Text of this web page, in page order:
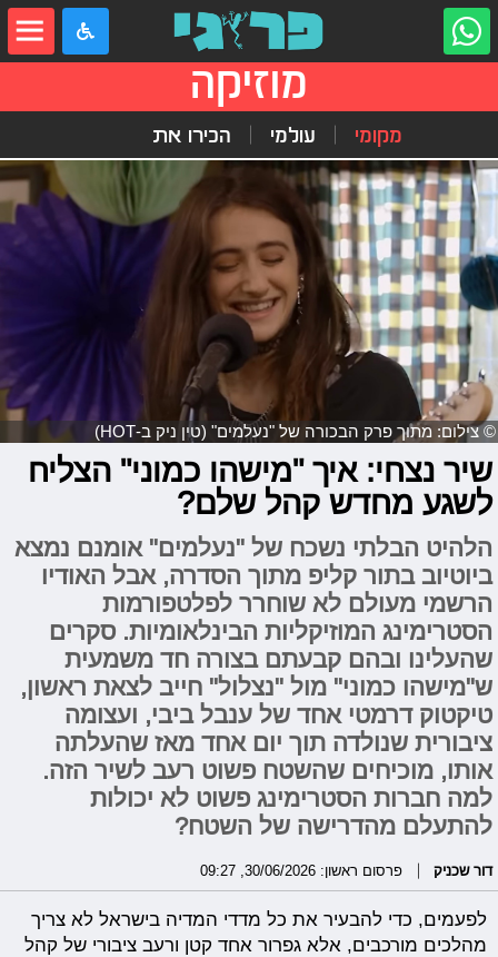
מוזיקה
מקומי עולמי הכירו את
© צילום: מתוך פרק הבכורה של "נעלמים" (טין ניק ב-HOT)
שיר נצחי: איך "מישהו כמוני" הצליח
לשגע מחדש קהל שלם?
הלהיט הבלתי נשכח של "נעלמים" אומנם נמצא
ביוטיוב בתור קליפ מתוך הסדרה, אבל האודיו
הרשמי מעולם לא שוחרר לפלטפורמות
הסטרימינג המוזיקליות הבינלאומיות. סקרים
שהעלינו ובהם קבעתם בצורה חד משמעית
ש"מישהו כמוני" מול "נצלול" חייב לצאת ראשון,
טיקטוק דרמטי אחד של ענבל ביבי, ועצומה
ציבורית שנולדה תוך יום אחד מאז שהעלתה
אותו, מוכיחים שהשטח פשוט רעב לשיר הזה.
למה חברות הסטרימינג פשוט לא יכולות
להתעלם מהדרישה של השטח?
דור שכניק פרסום ראשון: 30/06/2026, 09:27
לפעמים, כדי להבעיר את כל מדדי המדיה בישראל לא צריך
מהלכים מורכבים, אלא גפרור אחד קטן ורעב ציבורי של קהל